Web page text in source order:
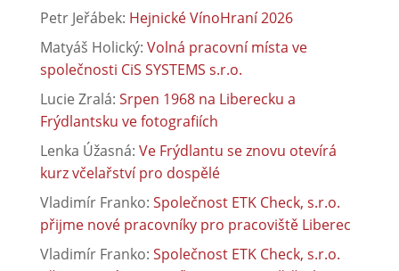
Petr Jeřábek: Hejnické VínoHraní 2026
Matyáš Holický: Volná pracovní místa ve
společnosti CiS SYSTEMS s.r.o.
Lucie Zralá: Srpen 1968 na Liberecku a
Frýdlantsku ve fotografiích
Lenka Úžasná: Ve Frýdlantu se znovu otevírá
kurz včelařství pro dospělé
Vladimír Franko: Společnost ETK Check, s.r.o.
přijme nové pracovníky pro pracoviště Liberec
Vladimír Franko: Společnost ETK Check, s.r.o.